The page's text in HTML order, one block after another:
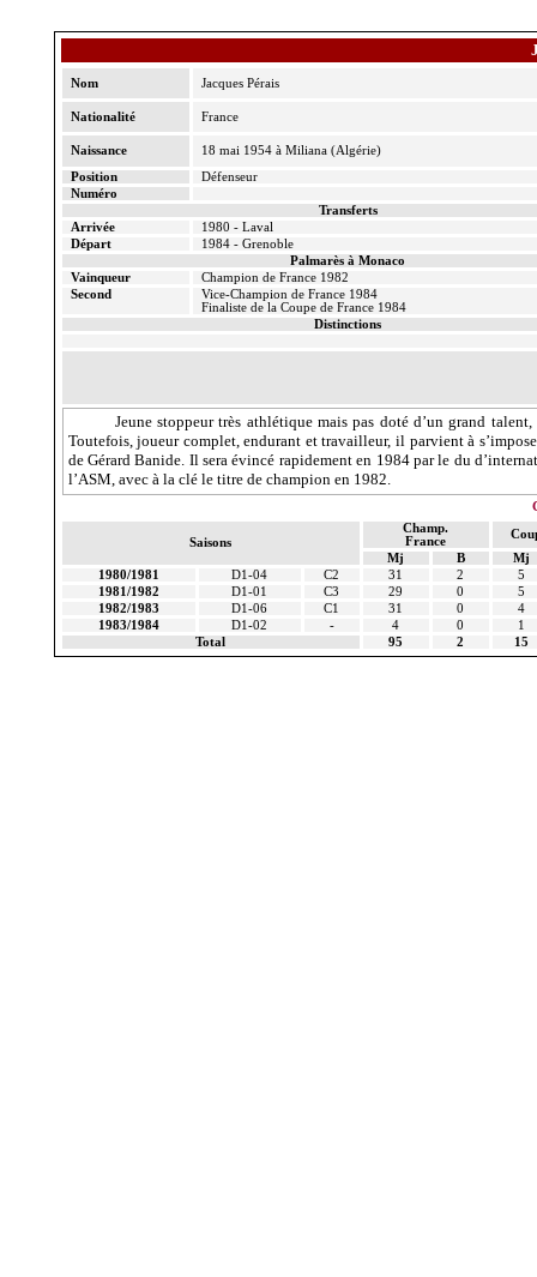
Nom Jacques Pérais
Nationalité France
Naissance
18 mai 1954 à Miliana (Algérie)
Position
Défenseur
Numéro
Transferts
Arrivée
1980 - Laval
Départ
1984 - Grenoble
Palmarès à Monaco
Vainqueur
Champion de France 1982
Second
Vice-Champion de France 1984
Finaliste de la Coupede France 1984
Distinctions
Jeune stoppeur très athlétique mais pas doté d’un grand
Toutefois, joueur complet, endurant et travailleur, il parvient à
de Gérard Banide. Il sera évincé rapidement en 1984 par le du
l’ASM, avec à la clé le titre de champion en 1982.
Saisons
Champ.
France
Mj
B
Mj
1980/1981
D1-04 C2 31 2
5
1981/1982
D1-01 C3 29 0
5
1982/1983
D1-06 C1 31 0
4
1983/1984
D1-02 - 4 0
1
Total
95 2 15